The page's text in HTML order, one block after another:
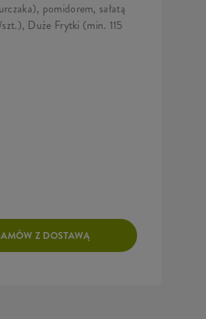
pomidorem, sałatą
Duże Frytki (min. 115
Z DOSTAWĄ